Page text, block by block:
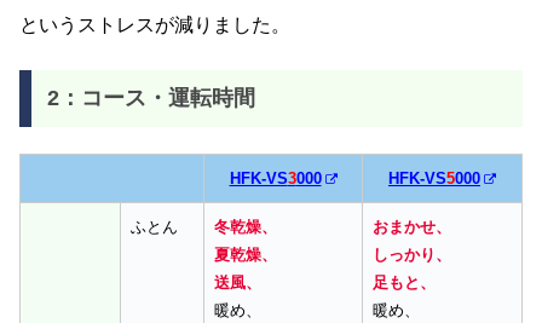
というストレスが減りました。
2：コース・運転時間
HFK-VS3000 HFK-VS5000
ふとん
冬乾燥、
夏乾燥、
送風、
暖め、
おまかせ、
しっかり、
足もと、
暖め、